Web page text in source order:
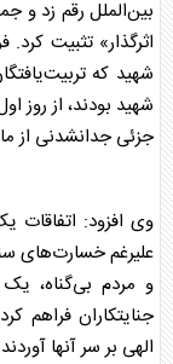
بین‌الملل رقم زد و
اثرگذار» تثبیت
شهید که
شهید بودند، از روز
جزئی جدانشدنی از
علیرغم خسارت‌های
و مردم بی‌گناه،
جنایتکاران فراهم
الهی بر سر آنها